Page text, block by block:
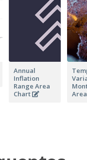
Annual
Inflation
Range Area
Chart